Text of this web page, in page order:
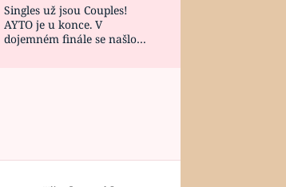
Singles už jsou Couples!
AYTO je u konce. V
dojemném finále se našlo